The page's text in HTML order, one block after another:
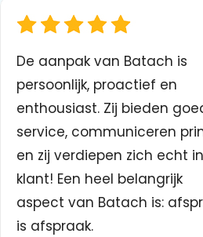
De aanpak van Batach is
persoonlijk, proactief en
enthousiast. Zij bieden
service, communiceren
en zij verdiepen zich echt
klant! Een heel belangrijk
aspect van Batach is:
is afspraak.